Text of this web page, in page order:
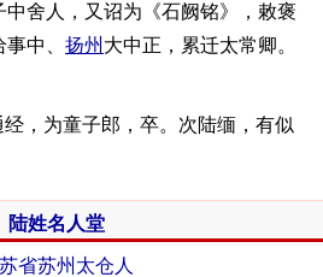
舍人，又诏为《石阙铭》，敕褒
中、 扬州 大中正，累迁太常卿。
，为童子郎，卒。次陆缅，有似
陆姓名人堂
省苏州太仓人